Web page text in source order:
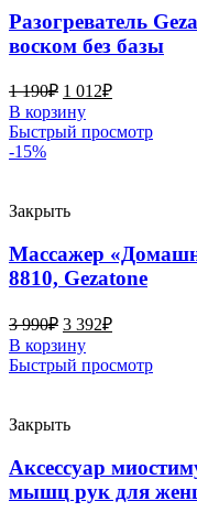
Разогреватель
воском без базы
1 190₽ 1 012₽
В корзину
Быстрый просмотр
-15%
Закрыть
Массажер
8810, Gezatone
3 990₽ 3 392₽
В корзину
Быстрый просмотр
Закрыть
Аксессуар
мышц рук для